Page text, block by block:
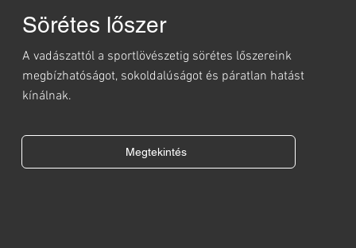
Sörétes lőszer
A vadászattól a sportlövészetig sörétes lőszereink
megbízhatóságot, sokoldalúságot és páratlan hatást
kínálnak.
Megtekintés